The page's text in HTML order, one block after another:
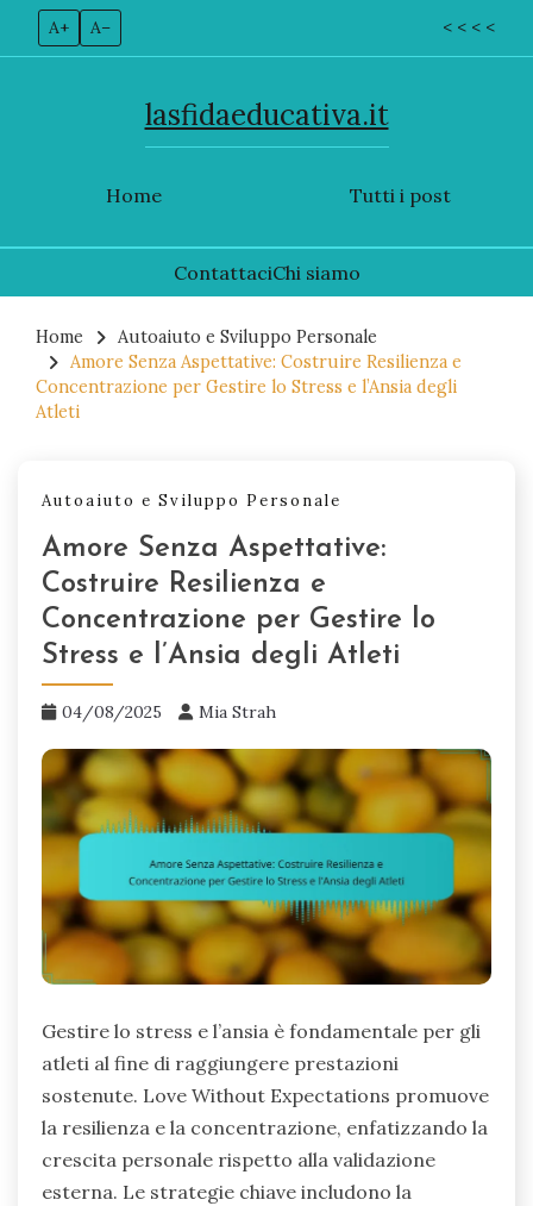
A+ A– < < < <
Home
lasfidaeducativa.it
Tutti i post
ContattaciChi siamo
content
Home
Autoaiuto e Sviluppo Personale
Amore Senza Aspettative: Costruire Resilienza e
Concentrazione per Gestire lo Stress e l’Ansia degli
Atleti
Autoaiuto e Sviluppo Personale
Amore Senza Aspettative:
Costruire Resilienza e
Concentrazione per Gestire lo
Stress e l’Ansia degli Atleti
04/08/2025 Mia Strah
Gestire lo stress e l’ansia è fondamentale per gli
atleti al fine di raggiungere prestazioni
sostenute. Love Without Expectations promuove
la resilienza e la concentrazione, enfatizzando la
crescita personale rispetto alla validazione
esterna. Le strategie chiave includono la